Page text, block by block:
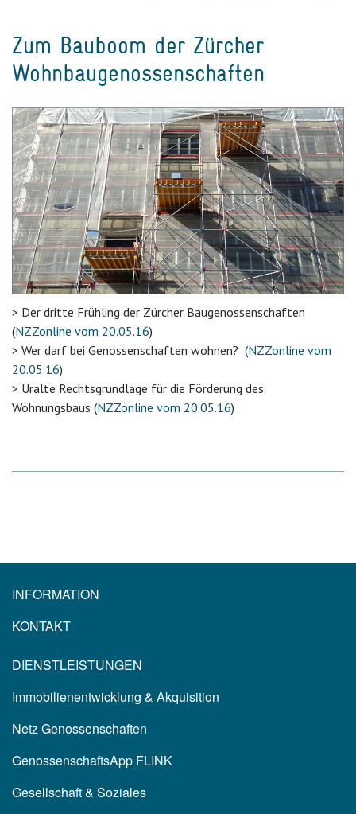
Zum Bauboom der Zürcher
Wohnbaugenossenschaften
> Der dritte Frühling der Zürcher Baugenossenschaften
(NZZonline vom 20.05.16)
> Wer darf bei Genossenschaften wohnen? (NZZonline vom
20.05.16)
> Uralte Rechtsgrundlage für die Förderung des
Wohnungsbaus (NZZonline vom 20.05.16)
INFORMATION
KONTAKT
DIENSTLEISTUNGEN
Immobilienentwicklung & Akquisition
Netz Genossenschaften
GenossenschaftsApp FLINK
Gesellschaft & Soziales